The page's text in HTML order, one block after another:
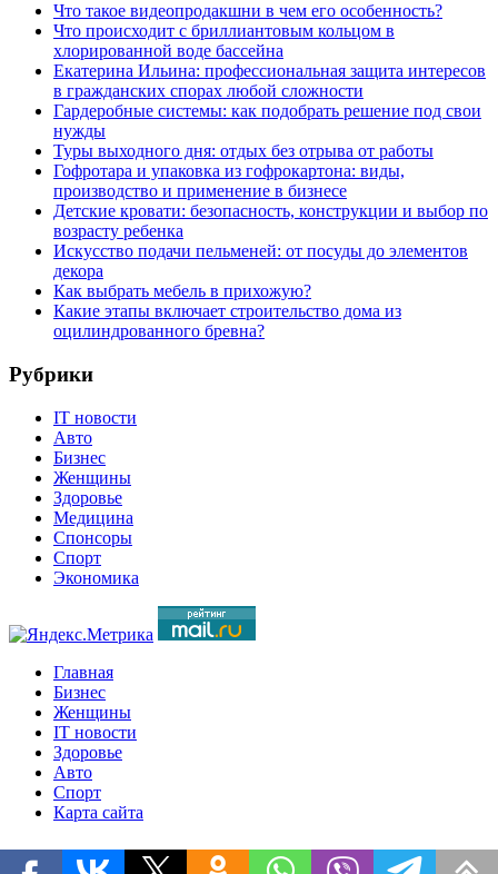
Что такое видеопродакшни в чем его особенность?
Что происходит с бриллиантовым кольцом в
хлорированной воде бассейна
Екатерина Ильина: профессиональная защита интересов
в гражданских спорах любой сложности
Гардеробные системы: как подобрать решение под свои
нужды
Туры выходного дня: отдых без отрыва от работы
Гофротара и упаковка из гофрокартона: виды,
производство и применение в бизнесе
Детские кровати: безопасность, конструкции и выбор по
возрасту ребенка
Искусство подачи пельменей: от посуды до элементов
декора
Как выбрать мебель в прихожую?
Какие этапы включает строительство дома из
оцилиндрованного бревна?
Рубрики
IT новости
Авто
Бизнес
Женщины
Здоровье
Медицина
Спонсоры
Спорт
Экономика
Главная
Бизнес
Женщины
IT новости
Здоровье
Авто
Спорт
Карта сайта